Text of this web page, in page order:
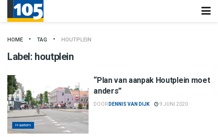
HOME TAG HOUTPLEIN
Label: houtplein
Haarlem
“Plan van aanpak Houtplein moet
anders”
DOOR DENNIS VAN DIJK 9 JUNI 2020